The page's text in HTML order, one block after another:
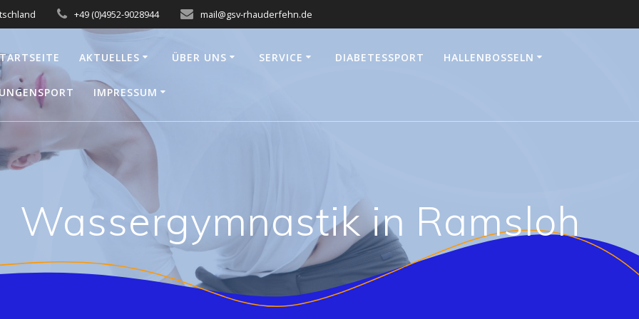
+49 (0)4952-9028944 mail@gsv-rhauderfehn.de
AKTUELLES ÜBER UNS SERVICE DIABETESSPORT HALLENBOSSELN
IMPRESSUM
Wassergymnastik in Ramsloh